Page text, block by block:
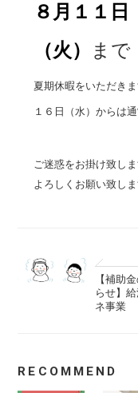
８月１１日
（火） まで
夏期休暇をいただき
１６日（水）からは
ご迷惑をお掛け致し
よろしくお願い致し
【補助
らせ】
ネ事業
RECOMMEND